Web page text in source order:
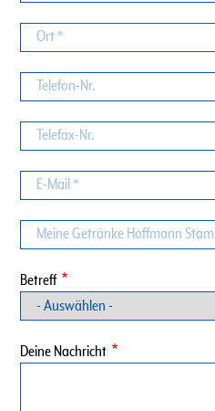
Ort
Telefon-
Nr.
Telefax-
Nr.
Mail
Meine
Getränke
Hoffmann
Stammfiliale
Betreff
Deine Nachricht